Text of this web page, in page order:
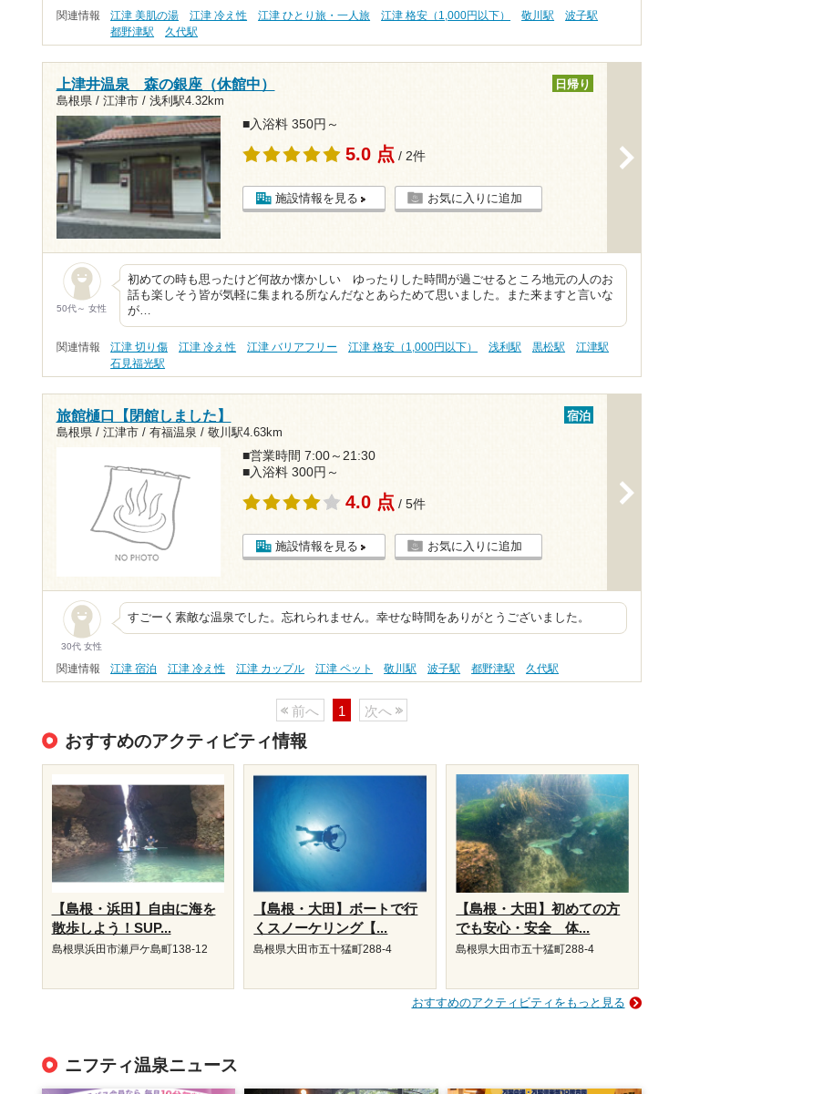
関連情報 江津 美肌の湯 江津 冷え性 江津 ひとり旅・一人旅 江津 格安（1,000円以下） 敬川駅
波子駅
都野津駅
久代駅
上津井温泉 森の銀座（休館中）
島根県 / 江津市 / 浅利駅4.32km
日帰り
■入浴料 350円～
5.0 点 / 2件
施設情報を見る お気に入りに追加
50代～ 女性
初めての時も思ったけど何故か懐かしい ゆったりした時間が過ごせるところ地元の人のお
話も楽しそう皆が気軽に集まれる所なんだなとあらためて思いました。また来ますと言いな
が…
関連情報 江津 切り傷 江津 冷え性 江津 バリアフリー 江津 格安（1,000円以下） 浅利駅 黒松駅
江津駅
石見福光駅
旅館樋口【閉館しました】
島根県 / 江津市 / 有福温泉 / 敬川駅4.63km
宿泊
■営業時間 7:00～21:30
■入浴料 300円～
4.0 点 / 5件
施設情報を見る お気に入りに追加
30代 女性
すごーく素敵な温泉でした。忘れられません。幸せな時間をありがとうございました。
関連情報 江津 宿泊 江津 冷え性 江津 カップル 江津 ペット 敬川駅 波子駅 都野津駅 久代駅
前へ 1 次へ
おすすめのアクティビティ情報
【島根・浜田】自由に海を
散歩しよう！SUP...
島根県浜田市瀬戸ケ島町138-12
【島根・大田】ボートで行
くスノーケリング【...
島根県大田市五十猛町288-4
【島根・大田】初めての方
でも安心・安全 体...
島根県大田市五十猛町288-4
おすすめのアクティビティをもっと見る
ニフティ温泉ニュース